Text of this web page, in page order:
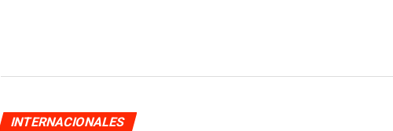
INTERNACIONALES